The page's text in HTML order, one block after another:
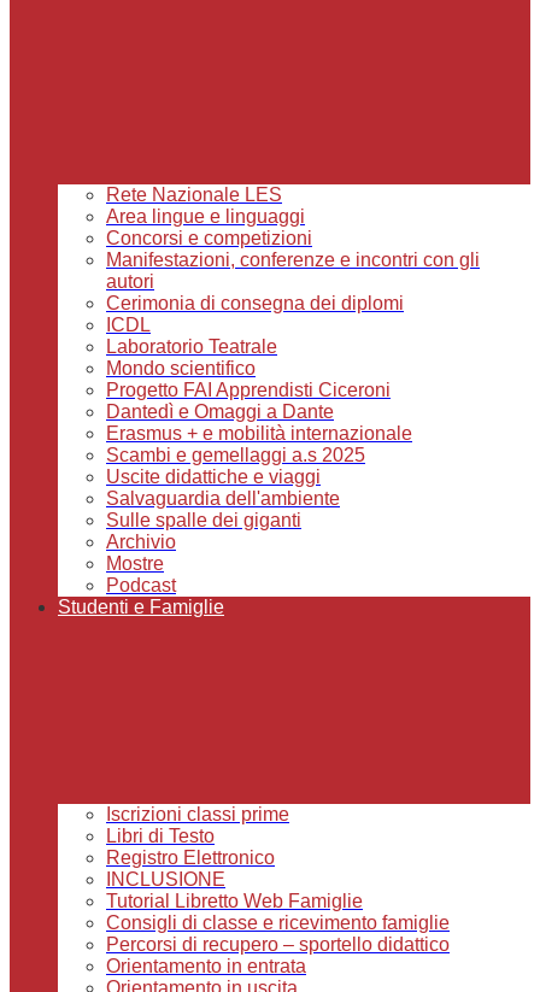
Rete Nazionale LES
Area lingue e linguaggi
Concorsi e competizioni
Manifestazioni, conferenze e incontri con gli
autori
Cerimonia di consegna dei diplomi
ICDL
Laboratorio Teatrale
Mondo scientifico
Progetto FAI Apprendisti Ciceroni
Dantedì e Omaggi a Dante
Erasmus + e mobilità internazionale
Scambi e gemellaggi a.s 2025
Uscite didattiche e viaggi
Salvaguardia dell'ambiente
Sulle spalle dei giganti
Archivio
Mostre
Podcast
Studenti e Famiglie
Iscrizioni classi prime
Libri di Testo
Registro Elettronico
INCLUSIONE
Tutorial Libretto Web Famiglie
Consigli di classe e ricevimento famiglie
Percorsi di recupero – sportello didattico
Orientamento in entrata